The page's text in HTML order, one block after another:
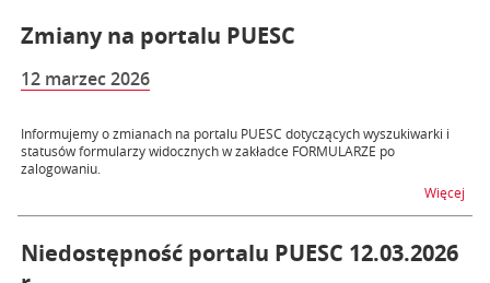
Zmiany na portalu PUESC
12 marzec 2026
Informujemy o zmianach na portalu PUESC dotyczących wyszukiwarki i
statusów formularzy widocznych w zakładce FORMULARZE po
zalogowaniu.
Więcej
Niedostępność portalu PUESC 12.03.2026